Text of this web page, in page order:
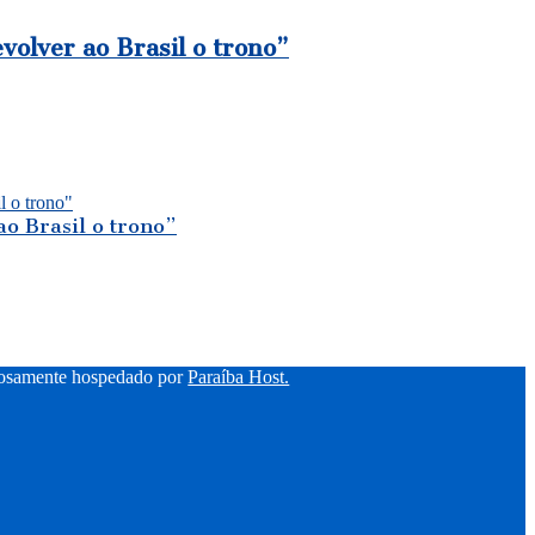
ao Brasil o trono”
Brasil o trono”
hospedado porParaíba Host.